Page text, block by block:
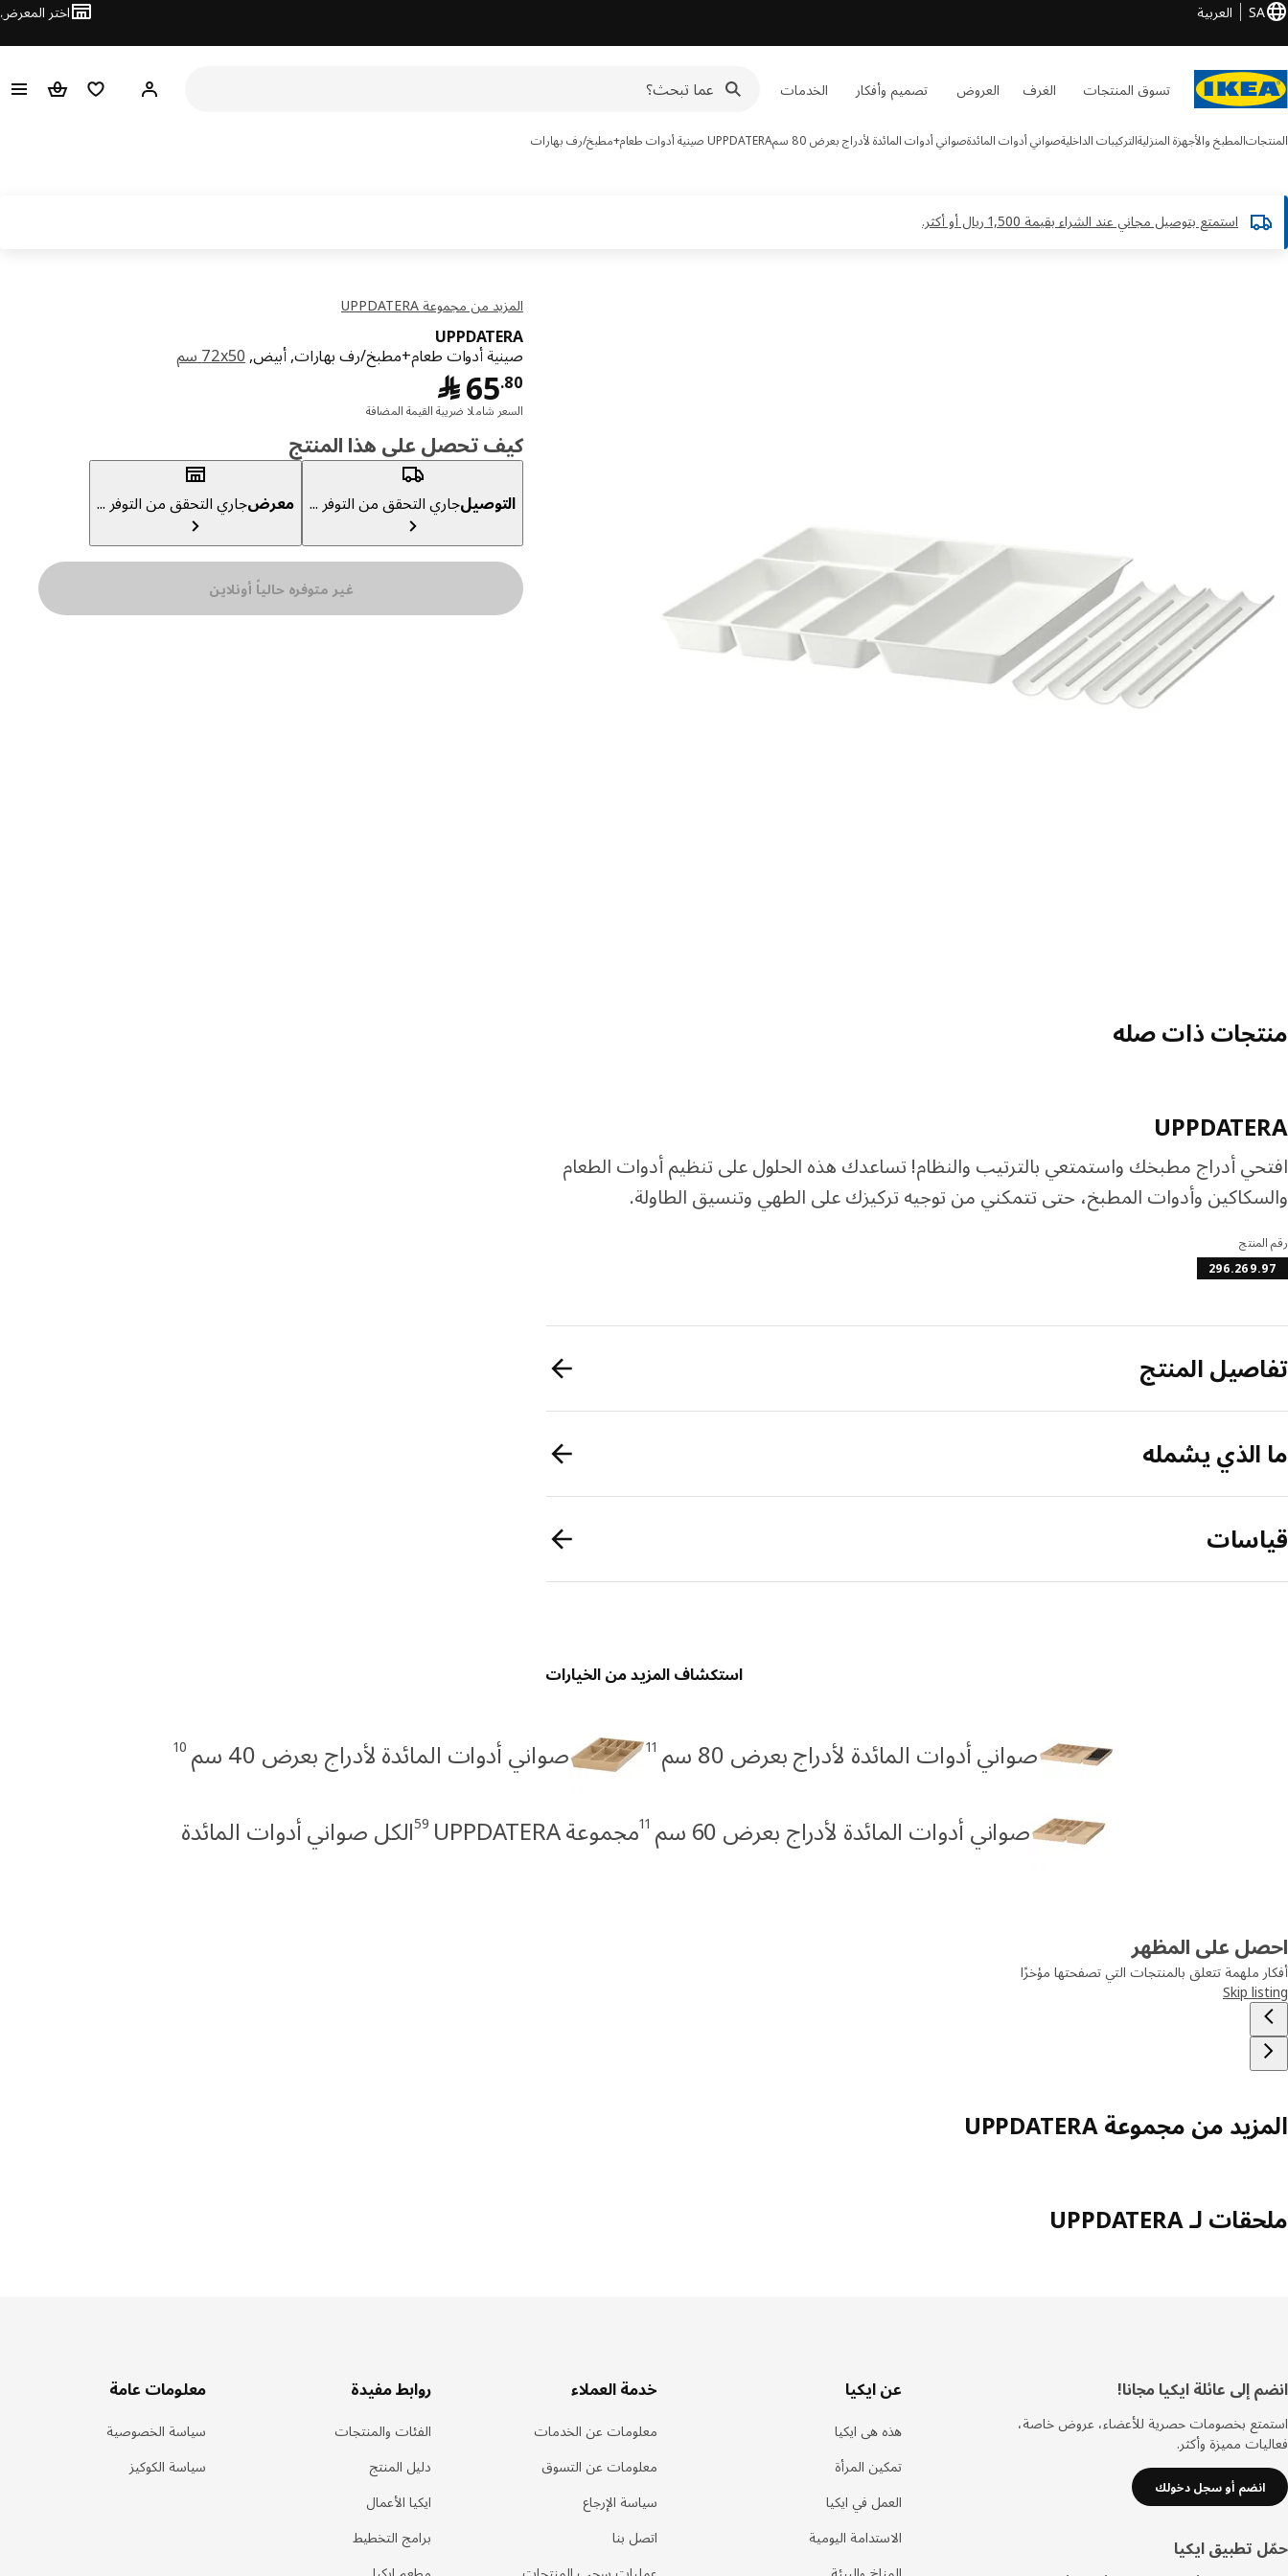
SA العربية اختر المعرض
تسوق المنتجات الغرف العروض تصميم وأفكار الخدمات مرحبًا! سجل الدخول
قائمة المفضلة
سلة
المنتجاتالمطبخ والأجهزة المنزليةالتركيبات الداخليةصواني أدوات المائدةصواني أدوات المائدة لأدراج بعرض 80 سم UPPDATERA صينية أدوات طعام+مطبخ/رف بهارات
استمتع بتوصيل مجاني عند الشراء بقيمة 1,500 ريال أو أكثر.​
Image zoomed out, normal view
المزيد من مجموعة UPPDATERA
UPPDATERA
صينية أدوات طعام+مطبخ/رف بهارات, أبيض, ‎72x50 سم‏
﷼65.80
السعر شاملا ضريبة القيمة المضافة
كيف تحصل على هذا المنتج
التوصيلجاري التحقق من التوفر ... معرضجاري التحقق من التوفر ...
غير متوفره حالياً أونلاين
منتجات ذات صله
UPPDATERA
افتحي أدراج مطبخك واستمتعي بالترتيب والنظام! تساعدك هذه الحلول على تنظيم أدوات الطعام
والسكاكين وأدوات المطبخ، حتى تتمكني من توجيه تركيزك على الطهي وتنسيق الطاولة.
رقم المنتج
296.269.97
تفاصيل المنتج
ما الذي يشمله
قياسات
استكشاف المزيد من الخيارات
صواني أدوات المائدة لأدراج بعرض 80 سم 11 صواني أدوات المائدة لأدراج بعرض 40 سم 10
صواني أدوات المائدة لأدراج بعرض 60 سم 11مجموعة UPPDATERA 59الكل صواني أدوات المائدة
احصل على المظهر
أفكار ملهمة تتعلق بالمنتجات التي تصفحتها مؤخرًا
Skip listing
المزيد من مجموعة UPPDATERA
ملحقات لـ UPPDATERA
تذييل
انضم إلى عائلة ايكيا مجانا!
استمتع بخصومات حصرية للأعضاء، عروض خاصة،
فعاليات مميزة وأكثر.
انضم أو سجل دخولك
حمّل تطبيق ايكيا
عن ايكيا
هذه هى ايكيا
تمكين المرأة
العمل في ايكيا
الاستدامة اليومية
خدمة العملاء
معلومات عن الخدمات
معلومات عن التسوق
سياسة الإرجاع
اتصل بنا
روابط مفيدة
الفئات والمنتجات
دليل المنتج
ايكيا الأعمال
برامج التخطيط
معلومات عامة
سياسة الخصوصية
سياسة الكوكيز